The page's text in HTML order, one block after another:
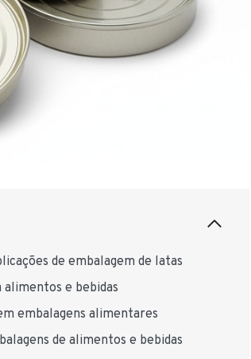
de embalagem de latas
e bebidas
embalagens alimentares
de alimentos e bebidas